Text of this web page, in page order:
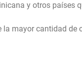
y otros países
la mayor cantidad de